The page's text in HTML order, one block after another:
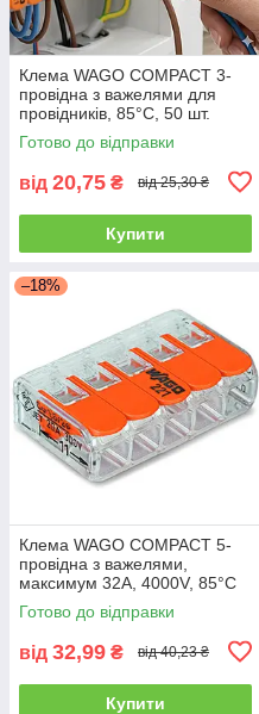
Клема WAGO COMPACT 3-
провідна з важелями для
провідників, 85°C, 50 шт.
Готово до відправки
від 20,75 ₴ від 25,30 ₴
Купити
–18%
Клема WAGO COMPACT 5-
провідна з важелями,
максимум 32A, 4000V, 85°C
Готово до відправки
від 32,99 ₴ від 40,23 ₴
Купити